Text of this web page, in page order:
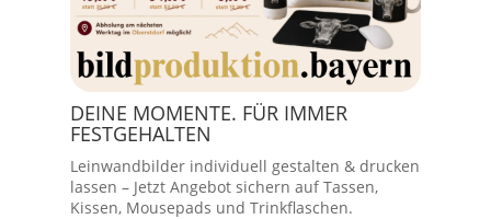
DEINE MOMENTE. FÜR IMMER
FESTGEHALTEN
Leinwandbilder individuell gestalten & drucken
lassen – Jetzt Angebot sichern auf Tassen,
Kissen, Mousepads und Trinkflaschen.